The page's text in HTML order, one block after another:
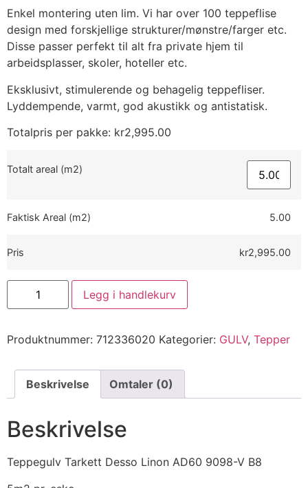
Enkel montering uten lim. Vi har over 100 teppeflise
design med forskjellige strukturer/mønstre/farger etc.
Disse passer perfekt til alt fra private hjem til
arbeidsplasser, skoler, hoteller etc.
Eksklusivt, stimulerende og behagelig teppefliser.
Lyddempende, varmt, god akustikk og antistatisk.
Totalpris per pakke: kr2,995.00
Totalt areal (m2)
Faktisk Areal (m2) 5.00
Pris kr2,995.00
Legg i handlekurv
Produktnummer: 712336020 Kategorier: GULV, Tepper
Beskrivelse Omtaler (0)
Beskrivelse
Teppegulv Tarkett Desso Linon AD60 9098-V B8